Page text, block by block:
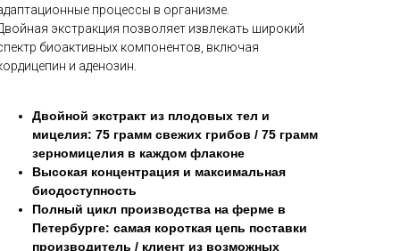
процессы в организме.
экстракция позволяет извлекать широкий
биоактивных компонентов, включая
и аденозин.
Двойной экстракт из плодовых тел и
мицелия: 75 грамм свежих грибов / 75 грамм
зерномицелия в каждом флаконе
Высокая концентрация и максимальная
биодоступность
Полный цикл производства на ферме в
Петербурге: самая короткая цепь поставки
производитель / клиент из возможных